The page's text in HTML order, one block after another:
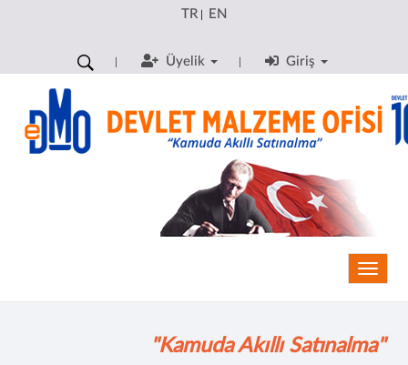
TR| EN
Üyelik Giriş
"Kamuda Akıllı Satınalma"